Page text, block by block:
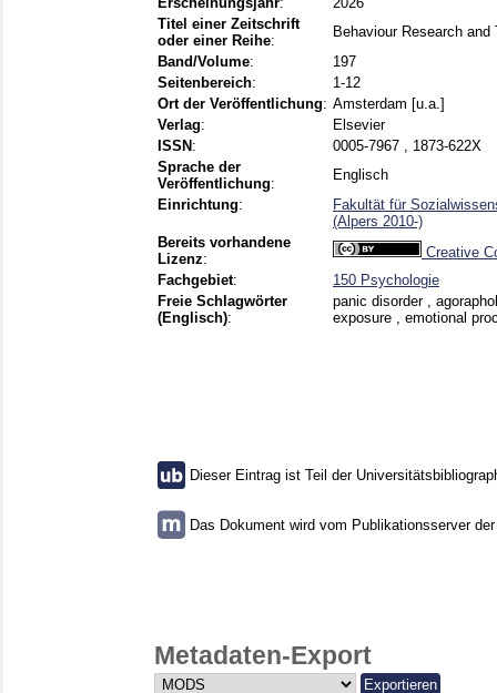
Titel einer Zeitschrift
oder einer Reihe:
Behaviour Research and
Band/Volume:
197
Seitenbereich:
1-12
Ort der Veröffentlichung: Amsterdam [u.a.]
Verlag:
Elsevier
ISSN :
0005-7967 , 1873-622X
Sprache der
Veröffentlichung:
Englisch
Einrichtung:
Fakultät für
(Alpers 2010-)
Bereits vorhandene
Lizenz:
Creative
Fachgebiet:
150 Psychologie
Freie Schlagwörter
(Englisch):
panic disorder ,
exposure , emotional
Dieser Eintrag ist Teil der
Das Dokument wird vom Publikationsserver
Metadaten-Export